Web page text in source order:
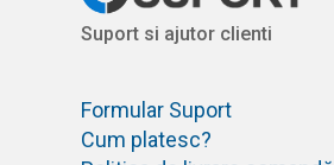
Suport si ajutor clienti
Formular Suport
Cum platesc?